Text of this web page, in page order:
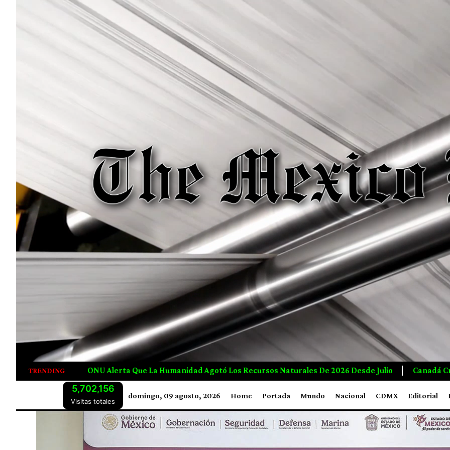
TRENDING
Humanidad Agotó Los Recursos Naturales De 2026 Desde Julio Canadá Crea Empleos E Inversiones A Mayor
Visitas totales
5,702,156
domingo, 09 agosto, 2026 Home Portada Mundo Nacional CDMX Editorial